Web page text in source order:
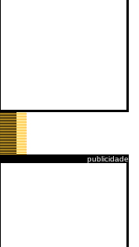
publicidade